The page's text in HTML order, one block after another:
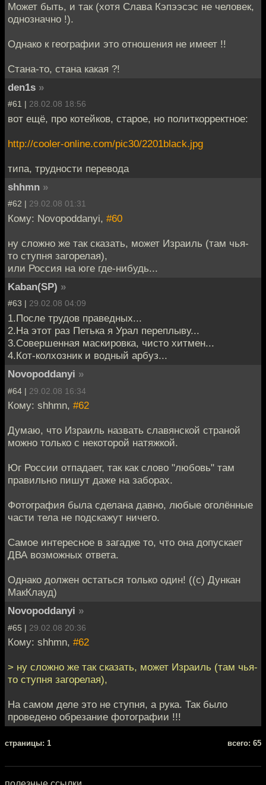
Может быть, и так (хотя Слава Кэпээсэс не человек,
однозначно !).
Однако к географии это отношения не имеет !!
Стана-то, стана какая ?!
den1s »
#61 | 28.02.08 18:56
вот ещё, про котейков, старое, но политкорректное:
http://cooler-online.com/pic30/2201black.jpg
типа, трудности перевода
shhmn »
#62 | 29.02.08 01:31
Кому: Novopoddanyi, #60
ну сложно же так сказать, может Израиль (там чья-
то ступня загорелая),
или Россия на юге где-нибудь...
Kaban(SP) »
#63 | 29.02.08 04:09
1.После трудов праведных...
2.На этот раз Петька я Урал переплыву...
3.Совершенная маскировка, чисто хитмен...
4.Кот-колхозник и водный арбуз...
Novopoddanyi »
#64 | 29.02.08 16:34
Кому: shhmn, #62
Думаю, что Израиль назвать славянской страной
можно только с некоторой натяжкой.
Юг России отпадает, так как слово "любовь" там
правильно пишут даже на заборах.
Фотография была сделана давно, любые оголённые
части тела не подскажут ничего.
Самое интересное в загадке то, что она допускает
ДВА возможных ответа.
Однако должен остаться только один! ((с) Дункан
МакКлауд)
Novopoddanyi »
#65 | 29.02.08 20:36
Кому: shhmn, #62
> ну сложно же так сказать, может Израиль (там чья-
то ступня загорелая),
На самом деле это не ступня, а рука. Так было
проведено обрезание фотографии !!!
cтраницы: 1 всего: 65